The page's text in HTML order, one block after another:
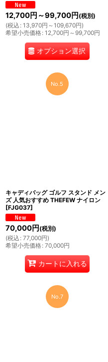
12,700円 ～99,700円 (税別)
(税込 : 13,970円 ～109,670円)
希望小売価格: 12,700円 ～99,700円
オプション選択
No.5
キャディバッグ ゴルフ スタンド メン
ズ 人気おすすめ THEFEW ナイロン
[FJG037]
70,000円 (税別)
(税込 : 77,000円)
希望小売価格: 70,000円
カートに入れる
No.7